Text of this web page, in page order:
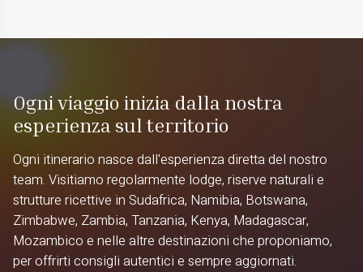
Ogni viaggio inizia dalla nostra
esperienza sul territorio
Ogni itinerario nasce dall'esperienza diretta del nostro
team. Visitiamo regolarmente lodge, riserve naturali e
strutture ricettive in Sudafrica, Namibia, Botswana,
Zimbabwe, Zambia, Tanzania, Kenya, Madagascar,
Mozambico e nelle altre destinazioni che proponiamo,
per offrirti consigli autentici e sempre aggiornati.